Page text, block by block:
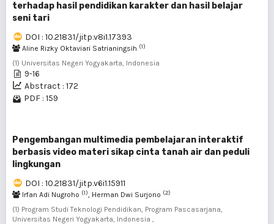
terhadap hasil pendidikan karakter dan hasil belajar
seni tari
DOI : 10.21831/jitp.v8i1.17393
Aline Rizky Oktaviari Satrianingsih (1)
(1) Universitas Negeri Yogyakarta, Indonesia
9-16
Abstract : 172
PDF : 159
Pengembangan multimedia pembelajaran interaktif
berbasis video materi sikap cinta tanah air dan peduli
lingkungan
DOI : 10.21831/jitp.v6i1.15911
Irfan Adi Nugroho (1), Herman Dwi Surjono (2)
(1) Program Studi Teknologi Pendidikan, Program Pascasarjana,
Universitas Negeri Yogyakarta, Indonesia ,